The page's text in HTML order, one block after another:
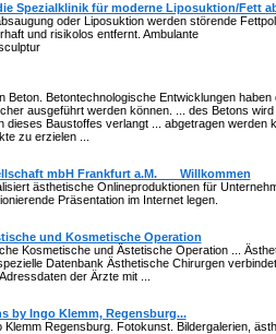
Spezialklinik für moderne Liposuktion/Fett
oder Liposuktion werden störende
und risikolos entfernt. Ambulante
Beton. Betontechnologische Entwicklungen
ausgeführt werden können. ... des Betons
dieses Baustoffes verlangt ... abgetragen werden
zu erzielen ...
mbH Frankfurt a.M. ___Willkommen
ästhetische Onlineproduktionen für
Präsentation im Internet legen.
und Kosmetische Operation
Kosmetische und Ästetische Operation ...
Datenbank Ästhetische Chirurgen verbindet
der Ärzte mit ...
by Ingo Klemm, Regensburg...
Regensburg. Fotokunst. Bildergalerien,